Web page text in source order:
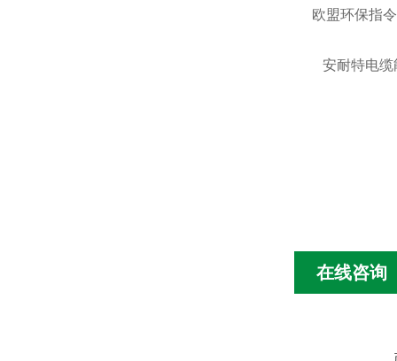
欧盟环保指
安耐特电
在线咨询